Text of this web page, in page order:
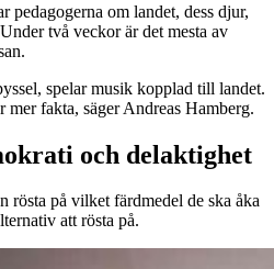
pedagogerna om landet, dess djur,
två veckor är det mesta av
spelar musik kopplad till landet.
fakta, säger Andreas Hamberg.
och delaktighet
rösta på vilket färdmedel de ska åka
att rösta på.